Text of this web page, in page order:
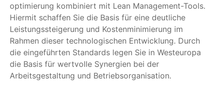
optimierung kombiniert mit Lean Management-Tools.
Hiermit schaffen Sie die Basis für eine deutliche
Leistungssteigerung und Kostenminimierung im
Rahmen dieser technologischen Entwicklung. Durch
die eingeführten Standards legen Sie in Westeuropa
die Basis für wertvolle Synergien bei der
Arbeitsgestaltung und Betriebsorganisation.